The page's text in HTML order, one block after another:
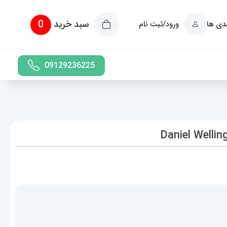
ها ورود/ثبت نام سبد خرید 0
09129236225